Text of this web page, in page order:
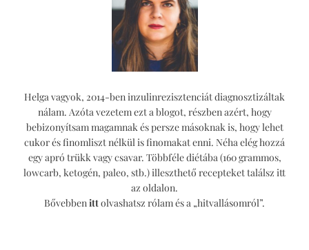
Helga vagyok, 2014-ben inzulinrezisztenciát diagnosztizáltak
nálam. Azóta vezetem ezt a blogot, részben azért, hogy
bebizonyítsam magamnak és persze másoknak is, hogy lehet
cukor és finomliszt nélkül is finomakat enni. Néha elég hozzá
egy apró trükk vagy csavar. Többféle diétába (160 grammos,
lowcarb, ketogén, paleo, stb.) illeszthető recepteket találsz itt
az oldalon.
Bővebben ittolvashatsz rólam és a „hitvallásomról”.